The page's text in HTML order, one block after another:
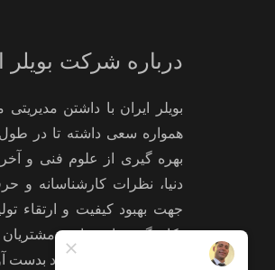
درباره شرکت بویلر
بویلر ایران با داشتن
همواره سعی داشته تا در طول
بهره گیری از علوم فنی و
دنیا، نظرات کارشناسانه و
جهت بهبود کیفیت و ارتقاء
بکار گیرد تا رضایت
استفاده از تولیدات خود بدست